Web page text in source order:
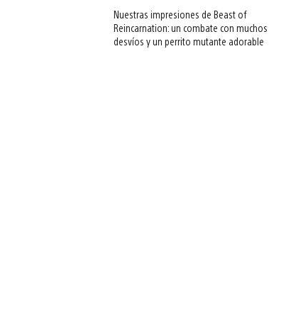
Nuestras impresiones de Beast of
Reincarnation: un combate con muchos
desvíos y un perrito mutante adorable